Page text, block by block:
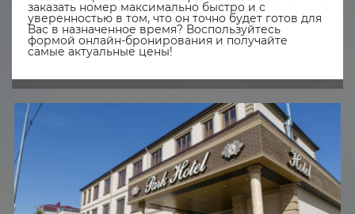
заказать номер максимально быстро и с
уверенностью в том, что он точно будет готов для
Вас в назначенное время? Воспользуйтесь
формой онлайн-бронирования и получайте
самые актуальные цены!